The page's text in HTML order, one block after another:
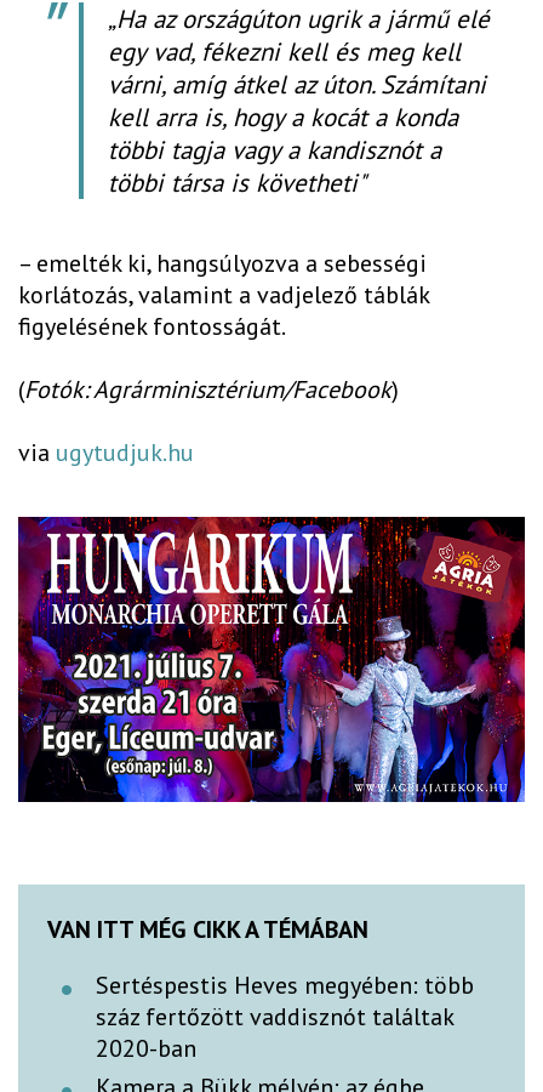
„Ha az országúton ugrik a jármű elé
egy vad, fékezni kell és meg kell
várni, amíg átkel az úton. Számítani
kell arra is, hogy a kocát a konda
többi tagja vagy a kandisznót a
többi társa is követheti"
– emelték ki, hangsúlyozva a sebességi
korlátozás, valamint a vadjelező táblák
figyelésének fontosságát.
(Fotók: Agrárminisztérium/Facebook)
via ugytudjuk.hu
VAN ITT MÉG CIKK A TÉMÁBAN
Sertéspestis Heves megyében: több
száz fertőzött vaddisznót találtak
2020-ban